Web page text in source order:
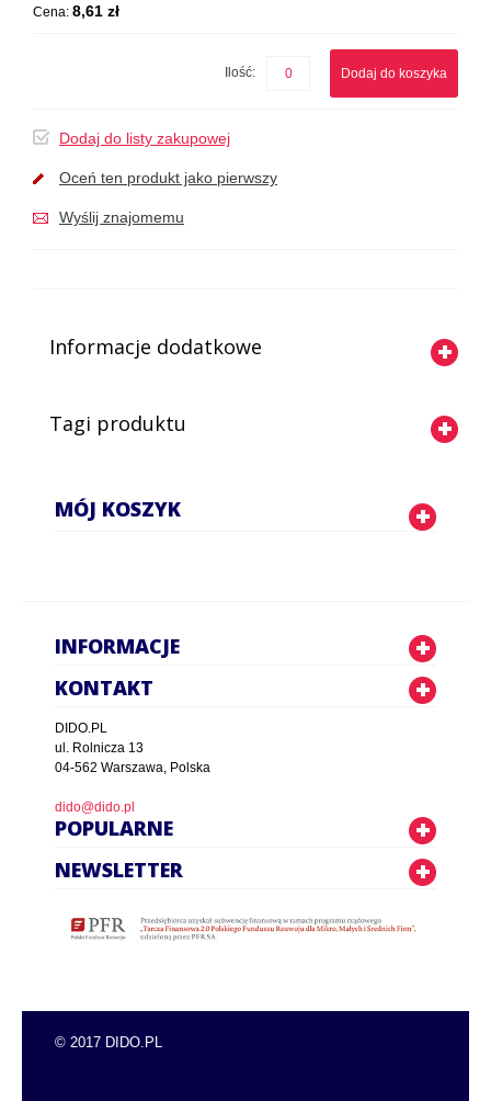
Cena: 8,61 zł
Ilość: Dodaj do koszyka
Dodaj do listy zakupowej
Oceń ten produkt jako pierwszy
Wyślij znajomemu
Informacje dodatkowe
Tagi produktu
MÓJ KOSZYK
INFORMACJE
KONTAKT
DIDO.PL
ul. Rolnicza 13
04-562 Warszawa, Polska
dido@dido.pl
POPULARNE
NEWSLETTER
© 2017 DIDO.PL